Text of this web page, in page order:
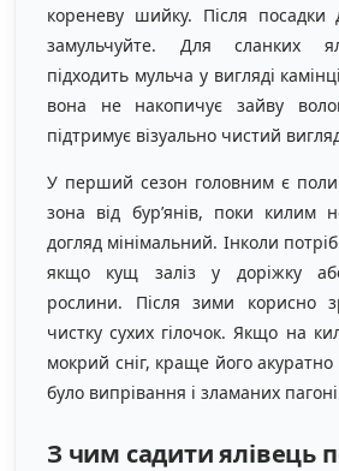
кореневу шийку. Після посадки
замульчуйте. Для сланких
підходить мульча у вигляді
вона не накопичує зайву
підтримує візуально чистий
У перший сезон головним є
зона від бур’янів, поки килим
догляд мінімальний. Інколи
якщо кущ заліз у доріжку
рослини. Після зими корисно
чистку сухих гілочок. Якщо на
мокрий сніг, краще його
було випрівання і зламаних
З чим садити ялівець